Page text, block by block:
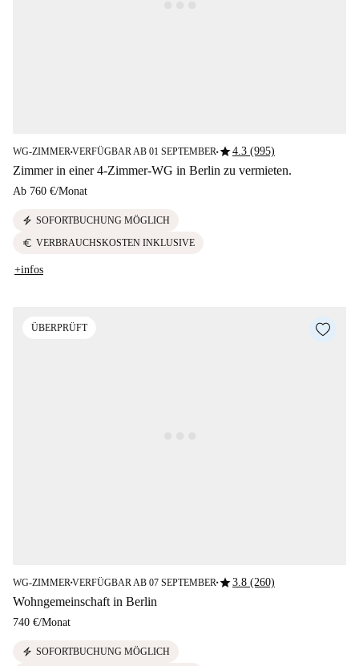
WG-ZIMMER■VERFÜGBAR AB 01 SEPTEMBER■star4.3 (995)
Zimmer in einer 4-Zimmer-WG in Berlin zu vermieten.
Ab 760 €/Monat
electric_bolt SOFORTBUCHUNG MÖGLICH
euro VERBRAUCHSKOSTEN INKLUSIVE
+infos
ÜBERPRÜFT
WG-ZIMMER■VERFÜGBAR AB 07 SEPTEMBER■star3.8 (260)
Wohngemeinschaft in Berlin
740 €/Monat
electric_bolt SOFORTBUCHUNG MÖGLICH